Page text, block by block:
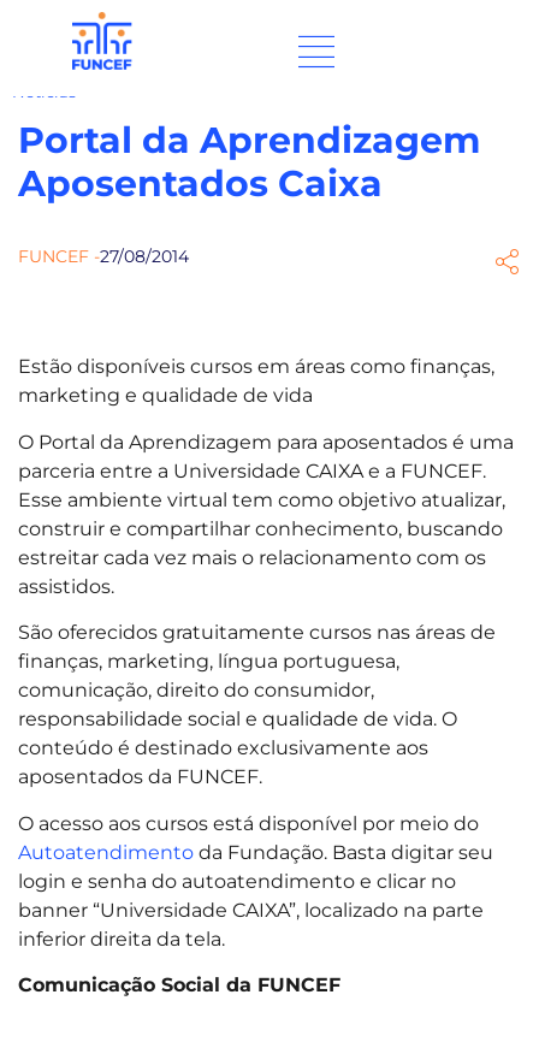
Notícias
Portal da Aprendizagem
Aposentados Caixa
FUNCEF -27/08/2014
Estão disponíveis cursos em áreas como finanças,
marketing e qualidade de vida
O Portal da Aprendizagem para aposentados é uma
parceria entre a Universidade CAIXA e a FUNCEF.
Esse ambiente virtual tem como objetivo atualizar,
construir e compartilhar conhecimento, buscando
estreitar cada vez mais o relacionamento com os
assistidos.
São oferecidos gratuitamente cursos nas áreas de
finanças, marketing, língua portuguesa,
comunicação, direito do consumidor,
responsabilidade social e qualidade de vida. O
conteúdo é destinado exclusivamente aos
aposentados da FUNCEF.
O acesso aos cursos está disponível por meio do
Autoatendimento da Fundação. Basta digitar seu
login e senha do autoatendimento e clicar no
banner “Universidade CAIXA”, localizado na parte
inferior direita da tela.
Comunicação Social da FUNCEF